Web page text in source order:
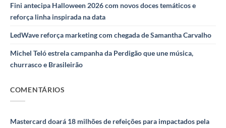
Fini antecipa Halloween 2026 com novos doces temáticos e
reforça linha inspirada na data
LedWave reforça marketing com chegada de Samantha Carvalho
Michel Teló estrela campanha da Perdigão que une música,
churrasco e Brasileirão
COMENTÁRIOS
Mastercard doará 18 milhões de refeições para impactados pela